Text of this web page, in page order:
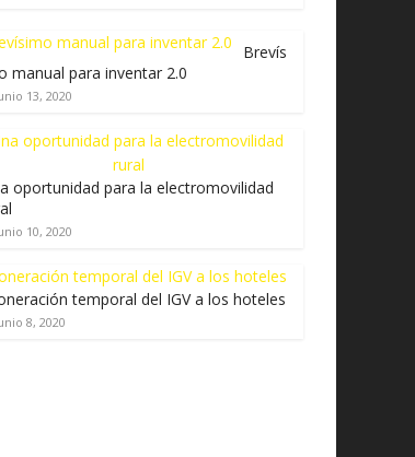
Brevís
manual para inventar 2.0
13, 2020
oportunidad para la electromovilidad
10, 2020
temporal del IGV a los hoteles
8, 2020